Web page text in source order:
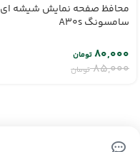
محافظ صفحه نمایش شیشه ای
سامسونگ A30s
۸۵,۰۰۰ تومان
۸۰,۰۰۰تومان